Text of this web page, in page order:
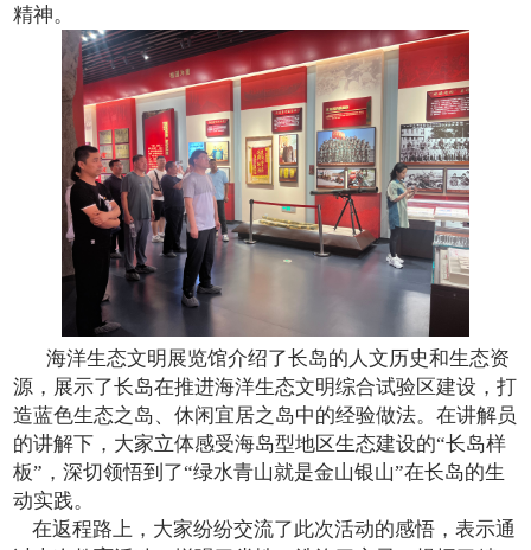
精神。
海洋生态文明展览馆介绍了长岛的人文历史和生态资
源，展示了长岛在推进海洋生态文明综合试验区建设，打
造蓝色生态之岛、休闲宜居之岛中的经验做法。在讲解员
的讲解下，大家立体感受海岛型地区生态建设的“长岛样
板”，深切领悟到了“绿水青山就是金山银山”在长岛的生
动实践。
在返程路上，大家纷纷交流了此次活动的感悟，表示通